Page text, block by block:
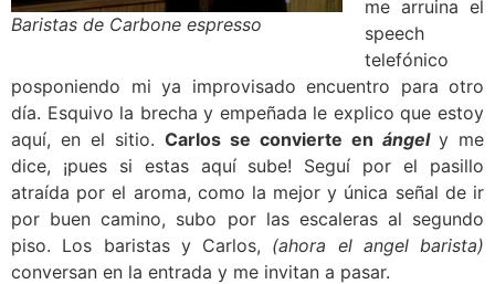
Baristas de Carbone espresso
me arruina el
speech
telefónico
posponiendo mi ya improvisado encuentro para otro
día. Esquivo la brecha y empeñada le explico que estoy
aquí, en el sitio. Carlos se convierte en ángel y me
dice, ¡pues si estas aquí sube! Seguí por el pasillo
atraída por el aroma, como la mejor y única señal de ir
por buen camino, subo por las escaleras al segundo
piso. Los baristas y Carlos, (ahora el angel barista)
conversan en la entrada y me invitan a pasar.